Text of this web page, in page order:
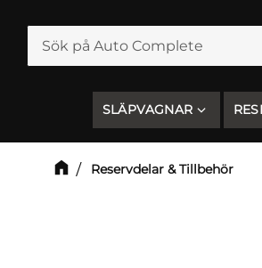
SLÄPVAGNAR
Reservdelar & Tillbehör